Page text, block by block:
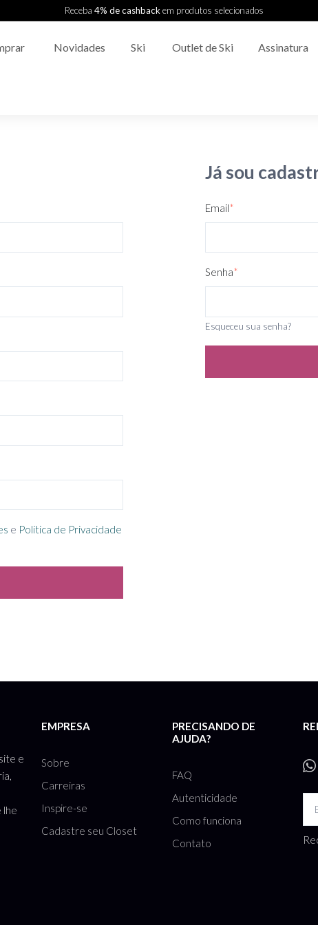
Receba 4% de cashbackem produtos selecionados
Novidades Ski Outlet de Ski Assinatura
e Política de Privacidade
Já sou
Email*
Senha*
Esqueceu sua senha?
e
lhe
EMPRESA
Sobre
Carreiras
Inspire-se
Cadastre seu Closet
PRECISANDO DE
AJUDA?
FAQ
Autenticidade
Como funciona
Contato